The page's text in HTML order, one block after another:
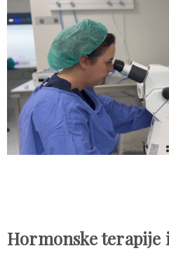
Hormonske terapije